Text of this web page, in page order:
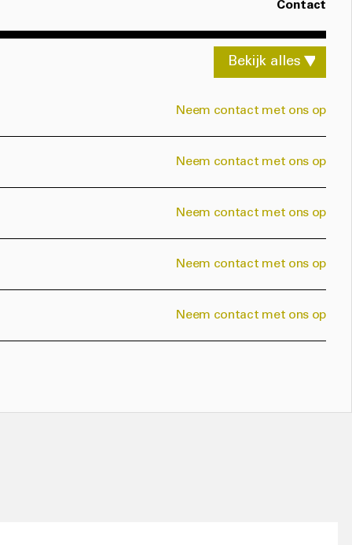
Contact
Bekijk alles ▼
Neem contact met ons op
Neem contact met ons op
Neem contact met ons op
Neem contact met ons op
Neem contact met ons op